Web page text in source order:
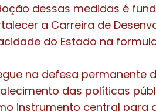
dessas medidas é
a Carreira de
do Estado na
na defesa
das políticas
instrumento central para